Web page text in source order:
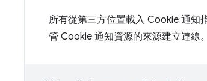
所有從第三方位置載入 Cookie 通知
管 Cookie 通知資源的來源建立連線